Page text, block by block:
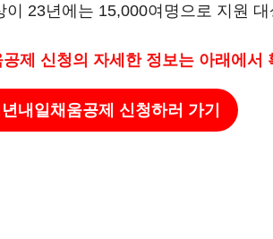
23년에는 15,000여명으로 지원
공제 신청의 자세한 정보는 아래에서
내일채움공제 신청하러 가기